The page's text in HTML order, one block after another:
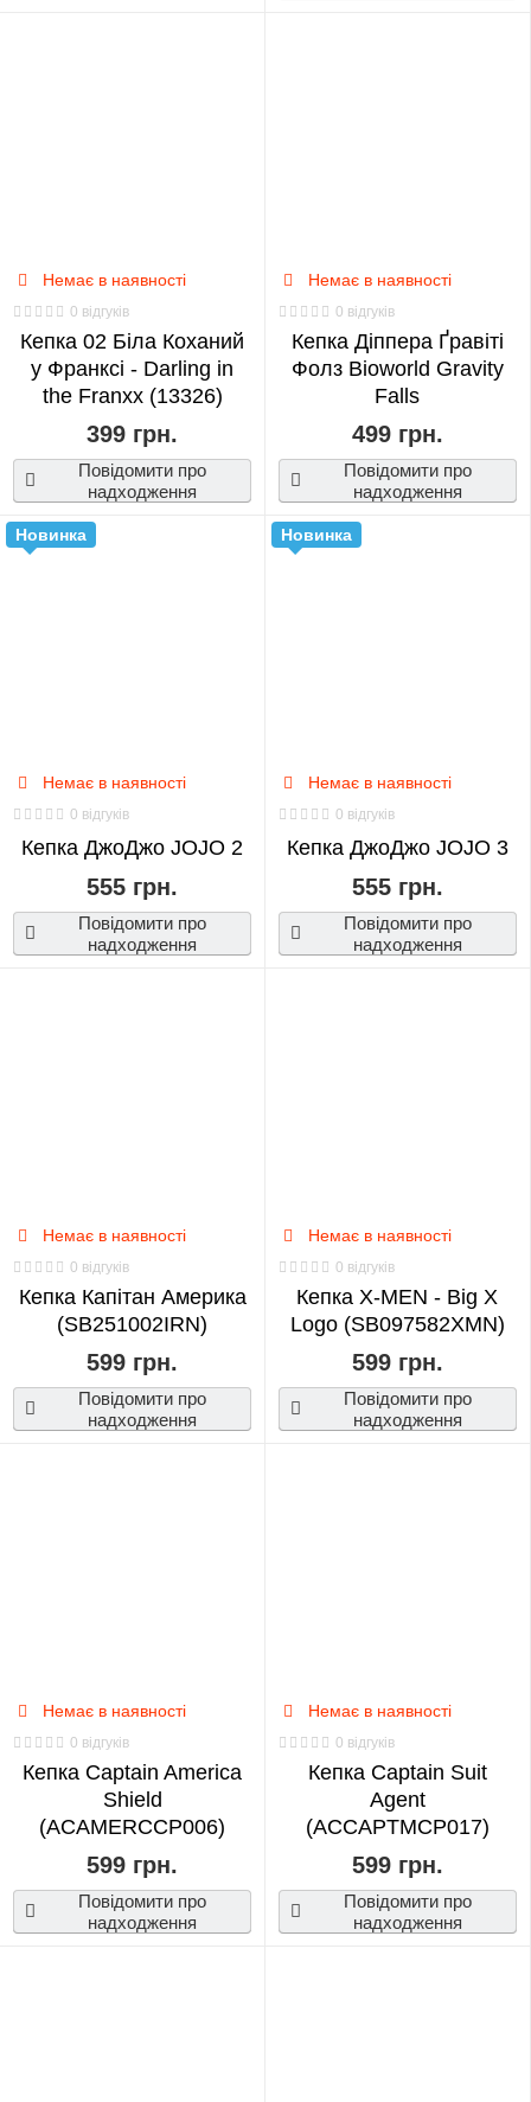
Немає в наявності
0 відгуків
Кепка 02 Біла Коханий
у Франксі - Darling in
the Franxx (13326)
399 грн.
Повідомити про
надходження
Немає в наявності
0 відгуків
Кепка Діппера Ґравіті
Фолз Bioworld Gravity
Falls
499 грн.
Повідомити про
надходження
Новинка
Немає в наявності
0 відгуків
Кепка ДжоДжо JOJO 2
555 грн.
Повідомити про
надходження
Новинка
Немає в наявності
0 відгуків
Кепка ДжоДжо JOJO 3
555 грн.
Повідомити про
надходження
Немає в наявності
0 відгуків
Кепка Капітан Америка
(SB251002IRN)
599 грн.
Повідомити про
надходження
Немає в наявності
0 відгуків
Кепка X-MEN - Big X
Logo (SB097582XMN)
599 грн.
Повідомити про
надходження
Немає в наявності
0 відгуків
Кепка Captain America
Shield
(ACAMERCCP006)
599 грн.
Повідомити про
надходження
Немає в наявності
0 відгуків
Кепка Captain Suit
Agent
(ACCAPTMCP017)
599 грн.
Повідомити про
надходження